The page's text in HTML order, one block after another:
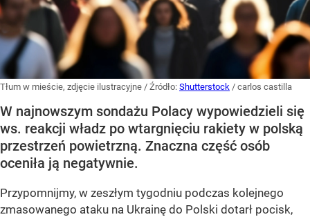
Tłum w mieście, zdjęcie ilustracyjne / Źródło: Shutterstock / carlos castilla
W najnowszym sondażu Polacy wypowiedzieli się
ws. reakcji władz po wtargnięciu rakiety w polską
przestrzeń powietrzną. Znaczna część osób
oceniła ją negatywnie.
Przypomnijmy, w zeszłym tygodniu podczas kolejnego
zmasowanego ataku na Ukrainę do Polski dotarł pocisk,